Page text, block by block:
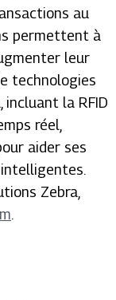
au
permettent à
leur
technologies
incluant la RFID
réel,
aider ses
Zebra,
.